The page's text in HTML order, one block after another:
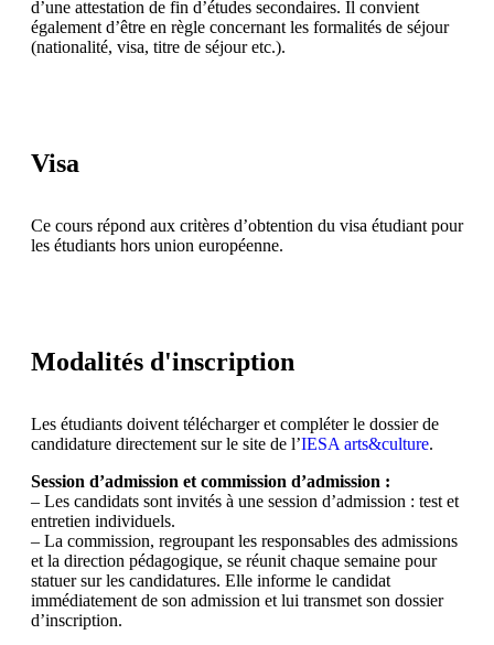
d’une attestation de fin d’études secondaires. Il convient
également d’être en règle concernant les formalités de séjour
(nationalité, visa, titre de séjour etc.).
Visa
Ce cours répond aux critères d’obtention du visa étudiant pour
les étudiants hors union européenne.
Modalités d'inscription
Les étudiants doivent télécharger et compléter le dossier de
candidature directement sur le site de l’IESA arts&culture.
Session d’admission et commission d’admission :
– Les candidats sont invités à une session d’admission : test et
entretien individuels.
– La commission, regroupant les responsables des admissions
et la direction pédagogique, se réunit chaque semaine pour
statuer sur les candidatures. Elle informe le candidat
immédiatement de son admission et lui transmet son dossier
d’inscription.